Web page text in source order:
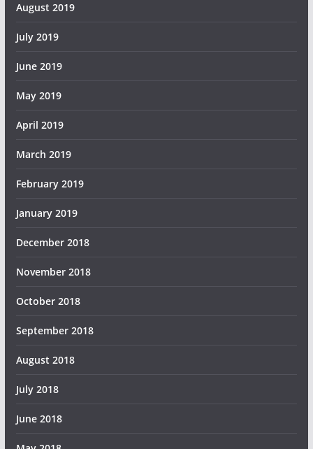
August 2019
July 2019
June 2019
May 2019
April 2019
March 2019
February 2019
January 2019
December 2018
November 2018
October 2018
September 2018
August 2018
July 2018
June 2018